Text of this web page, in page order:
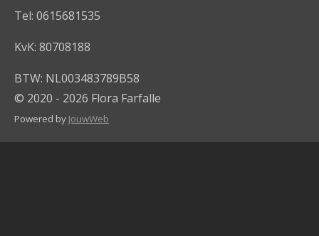
Tel: 0615681535
KvK: 80708188
BTW: NL003483789B58
© 2020 - 2026 Flora Farfalle
Powered by JouwWeb